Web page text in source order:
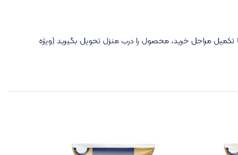
خود اضافه کنید و با تکمیل مراحل خرید، محصول را درب منزل تحویل بگیرید (ویژه